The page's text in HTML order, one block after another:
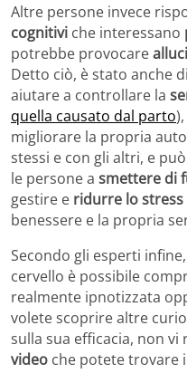
Altre persone invece
cognitivi che interessano
potrebbe provocare
Detto ciò, è stato anche
aiutare a controllare la
quella causato dal parto
migliorare la propria
stessi e con gli altri, e
le persone a smettere di
gestire e ridurre lo stress
benessere e la propria
Secondo gli esperti
cervello è possibile
realmente ipnotizzata
volete scoprire altre
sulla sua efficacia, non vi
video che potete trovare